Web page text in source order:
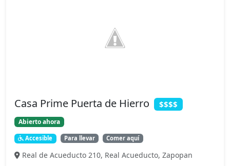
Casa Prime Puerta de Hierro $$$$
Abierto ahora
Accesible Para llevar Comer aquí
Real de Acueducto 210, Real Acueducto, Zapopan